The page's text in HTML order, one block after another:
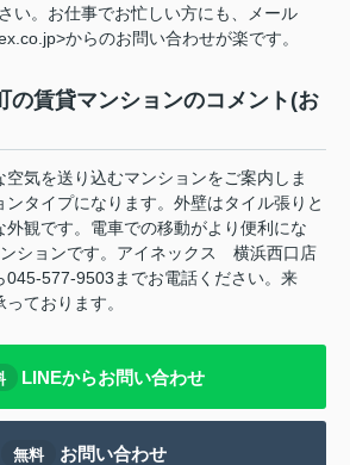
い。お仕事でお忙しい方にも、メール
からのお問い合わせが楽です。
の賃貸マンションのコメント(お
気を送り込むマンションをご案内しま
タイプになります。外壁はタイル張りと
外観です。電車での移動がより便利にな
ションです。アイネックス 横浜西口店
045-577-9503までお電話ください。来
ております。
LINEからお問い合わせ
無料 お問い合わせ